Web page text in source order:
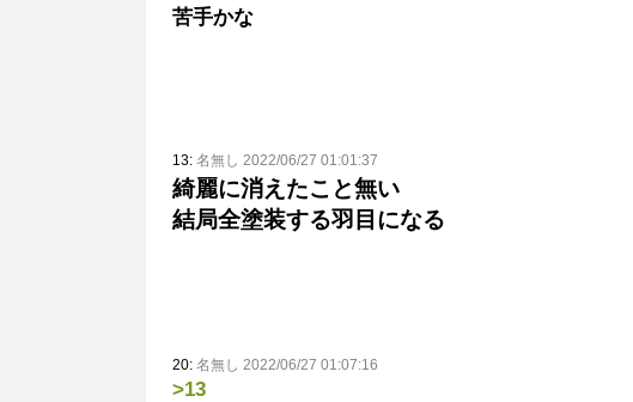
苦手かな
13: 名無し 2022/06/27 01:01:37
綺麗に消えたこと無い
結局全塗装する羽目になる
20: 名無し 2022/06/27 01:07:16
>13